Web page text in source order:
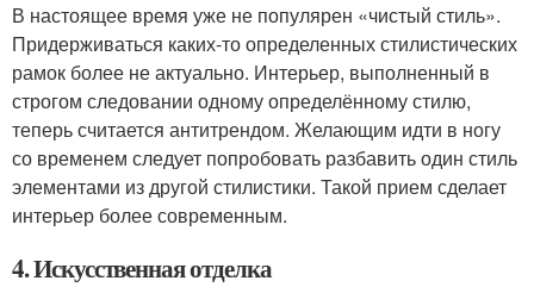
В настоящее время уже не популярен «чистый стиль».
Придерживаться каких-то определенных стилистических
рамок более не актуально. Интерьер, выполненный в
строгом следовании одному определённому стилю,
теперь считается антитрендом. Желающим идти в ногу
со временем следует попробовать разбавить один стиль
элементами из другой стилистики. Такой прием сделает
интерьер более современным.
4. Искусственная отделка